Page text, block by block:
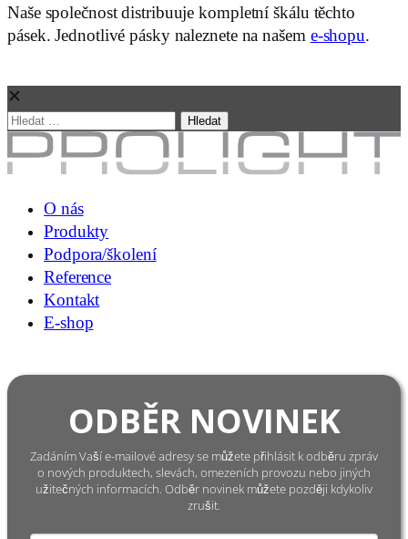
Naše společnost distribuuje kompletní škálu těchto
pásek. Jednotlivé pásky naleznete na našem e-shopu.
✕
Vyhledávání
O nás
Produkty
Podpora/školení
Reference
Kontakt
E-shop
ODBĚR NOVINEK
Zadáním Vaší e-mailové adresy se můžete přihlásit k odběru zpráv
o nových produktech, slevách, omezeních provozu nebo jiných
užitečných informacích. Odběr novinek můžete později kdykoliv
zrušit.